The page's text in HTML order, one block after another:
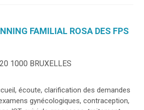
FAMILIAL ROSA DES FPS
1000 BRUXELLES
écoute, clarification des demandes
gynécologiques, contraception,